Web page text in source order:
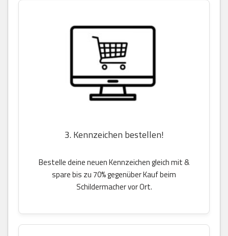
3. Kennzeichen bestellen!
Bestelle deine neuen Kennzeichen gleich mit &
spare bis zu 70% gegenüber Kauf beim
Schildermacher vor Ort.